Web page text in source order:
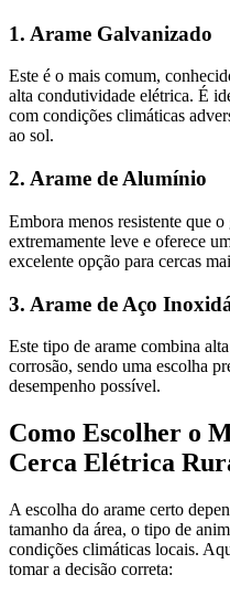
1. Arame Galvanizado
Este é o mais comum,
alta condutividade elétrica. É
com condições climáticas
ao sol.
2. Arame de Alumínio
Embora menos resistente que
extremamente leve e oferece
excelente opção para cercas
3. Arame de Aço
Este tipo de arame combina
corrosão, sendo uma escolha
desempenho possível.
Como Escolher o
Cerca Elétrica
A escolha do arame certo
tamanho da área, o tipo de
condições climáticas locais.
tomar a decisão correta: